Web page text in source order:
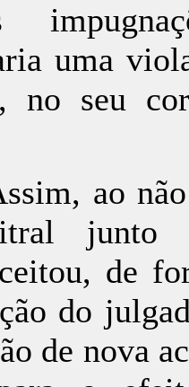
uma
no seu
ao
junto
de
do
de nova